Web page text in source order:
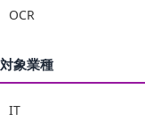
OCR
対象業種
IT